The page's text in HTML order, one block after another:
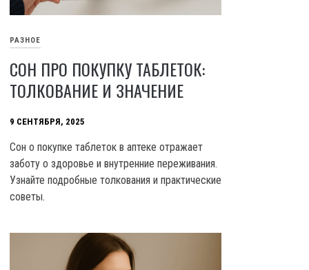
РАЗНОЕ
СОН ПРО ПОКУПКУ ТАБЛЕТОК:
ТОЛКОВАНИЕ И ЗНАЧЕНИЕ
9 СЕНТЯБРЯ, 2025
Сон о покупке таблеток в аптеке отражает
заботу о здоровье и внутренние переживания.
Узнайте подробные толкования и практические
советы.